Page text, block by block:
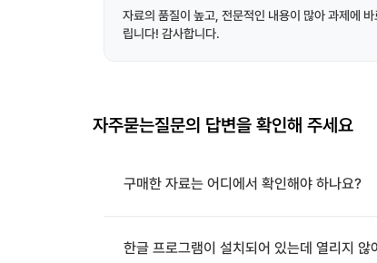
자료의 품질이 높고, 전문적인 내용이 많아 과제에
립니다! 감사합니다.
자주묻는질문의 답변을 확인해 주세요
구매한 자료는 어디에서 확인해야 하나요?
한글 프로그램이 설치되어 있는데 열리지 않